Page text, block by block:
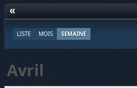
«
LISTE MOIS SEMAINE
Avril